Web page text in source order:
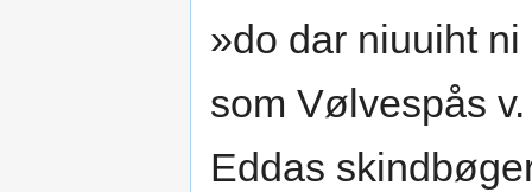
»do dar niuuiht
som Vølvespås
Eddas